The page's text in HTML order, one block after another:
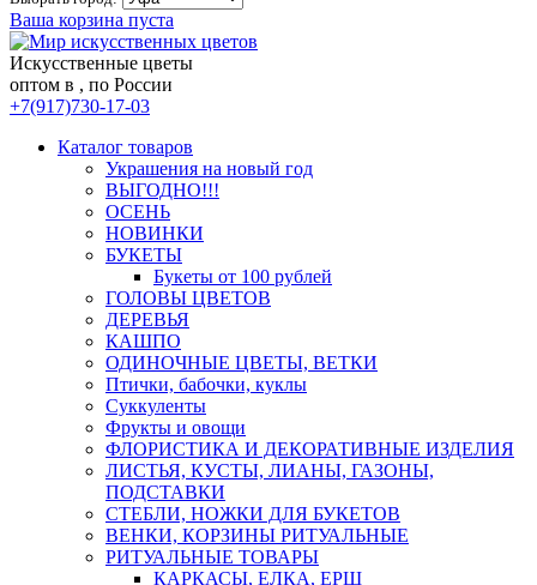
Ваша корзина пуста
Искусственные цветы
оптом в , по России
+7(917)730-17-03
Каталог товаров
Украшения на новый год
ВЫГОДНО!!!
ОСЕНЬ
НОВИНКИ
БУКЕТЫ
Букеты от 100 рублей
ГОЛОВЫ ЦВЕТОВ
ДЕРЕВЬЯ
КАШПО
ОДИНОЧНЫЕ ЦВЕТЫ, ВЕТКИ
Птички, бабочки, куклы
Суккуленты
Фрукты и овощи
ФЛОРИСТИКА И ДЕКОРАТИВНЫЕ ИЗДЕЛИЯ
ЛИСТЬЯ, КУСТЫ, ЛИАНЫ, ГАЗОНЫ,
ПОДСТАВКИ
СТЕБЛИ, НОЖКИ ДЛЯ БУКЕТОВ
ВЕНКИ, КОРЗИНЫ РИТУАЛЬНЫЕ
РИТУАЛЬНЫЕ ТОВАРЫ
КАРКАСЫ, ЕЛКА, ЕРШ